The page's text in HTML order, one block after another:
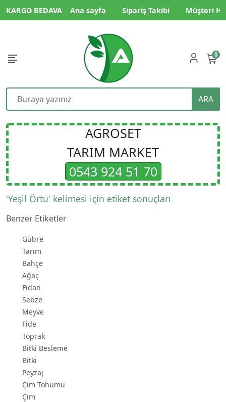
KARGO BEDAVA Ana sayfa Sipariş Takibi Müşteri
ARA
0
AGROSET
TARIM MARKET
0543 924 51 70
'Yeşil Örtü' kelimesi için etiket sonuçları
Benzer Etiketler
Gübre
Tarım
Bahçe
Ağaç
Fidan
Sebze
Meyve
Fide
Toprak
Bitki Besleme
Bitki
Peyzaj
Çim Tohumu
Çim